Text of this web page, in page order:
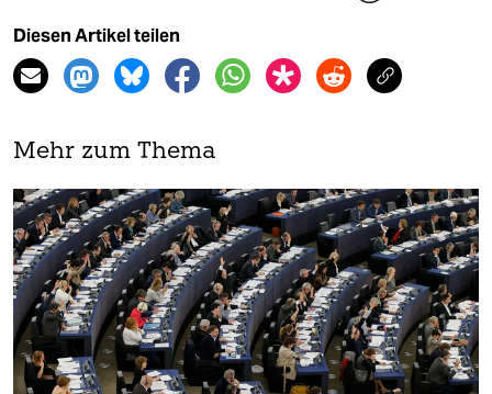
Diesen Artikel teilen
Mehr zum Thema